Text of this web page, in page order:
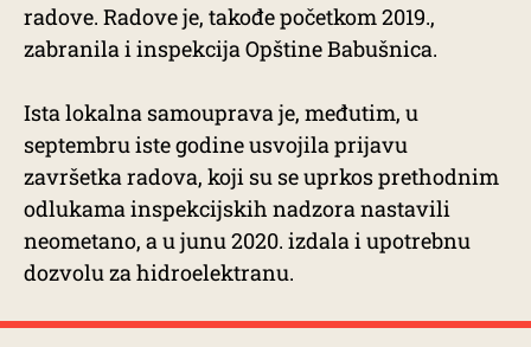
radove. Radove je, takođe početkom 2019.,
zabranila i inspekcija Opštine Babušnica.
Ista lokalna samouprava je, međutim, u
septembru iste godine usvojila prijavu
završetka radova, koji su se uprkos prethodnim
odlukama inspekcijskih nadzora nastavili
neometano, a u junu 2020. izdala i upotrebnu
dozvolu za hidroelektranu.